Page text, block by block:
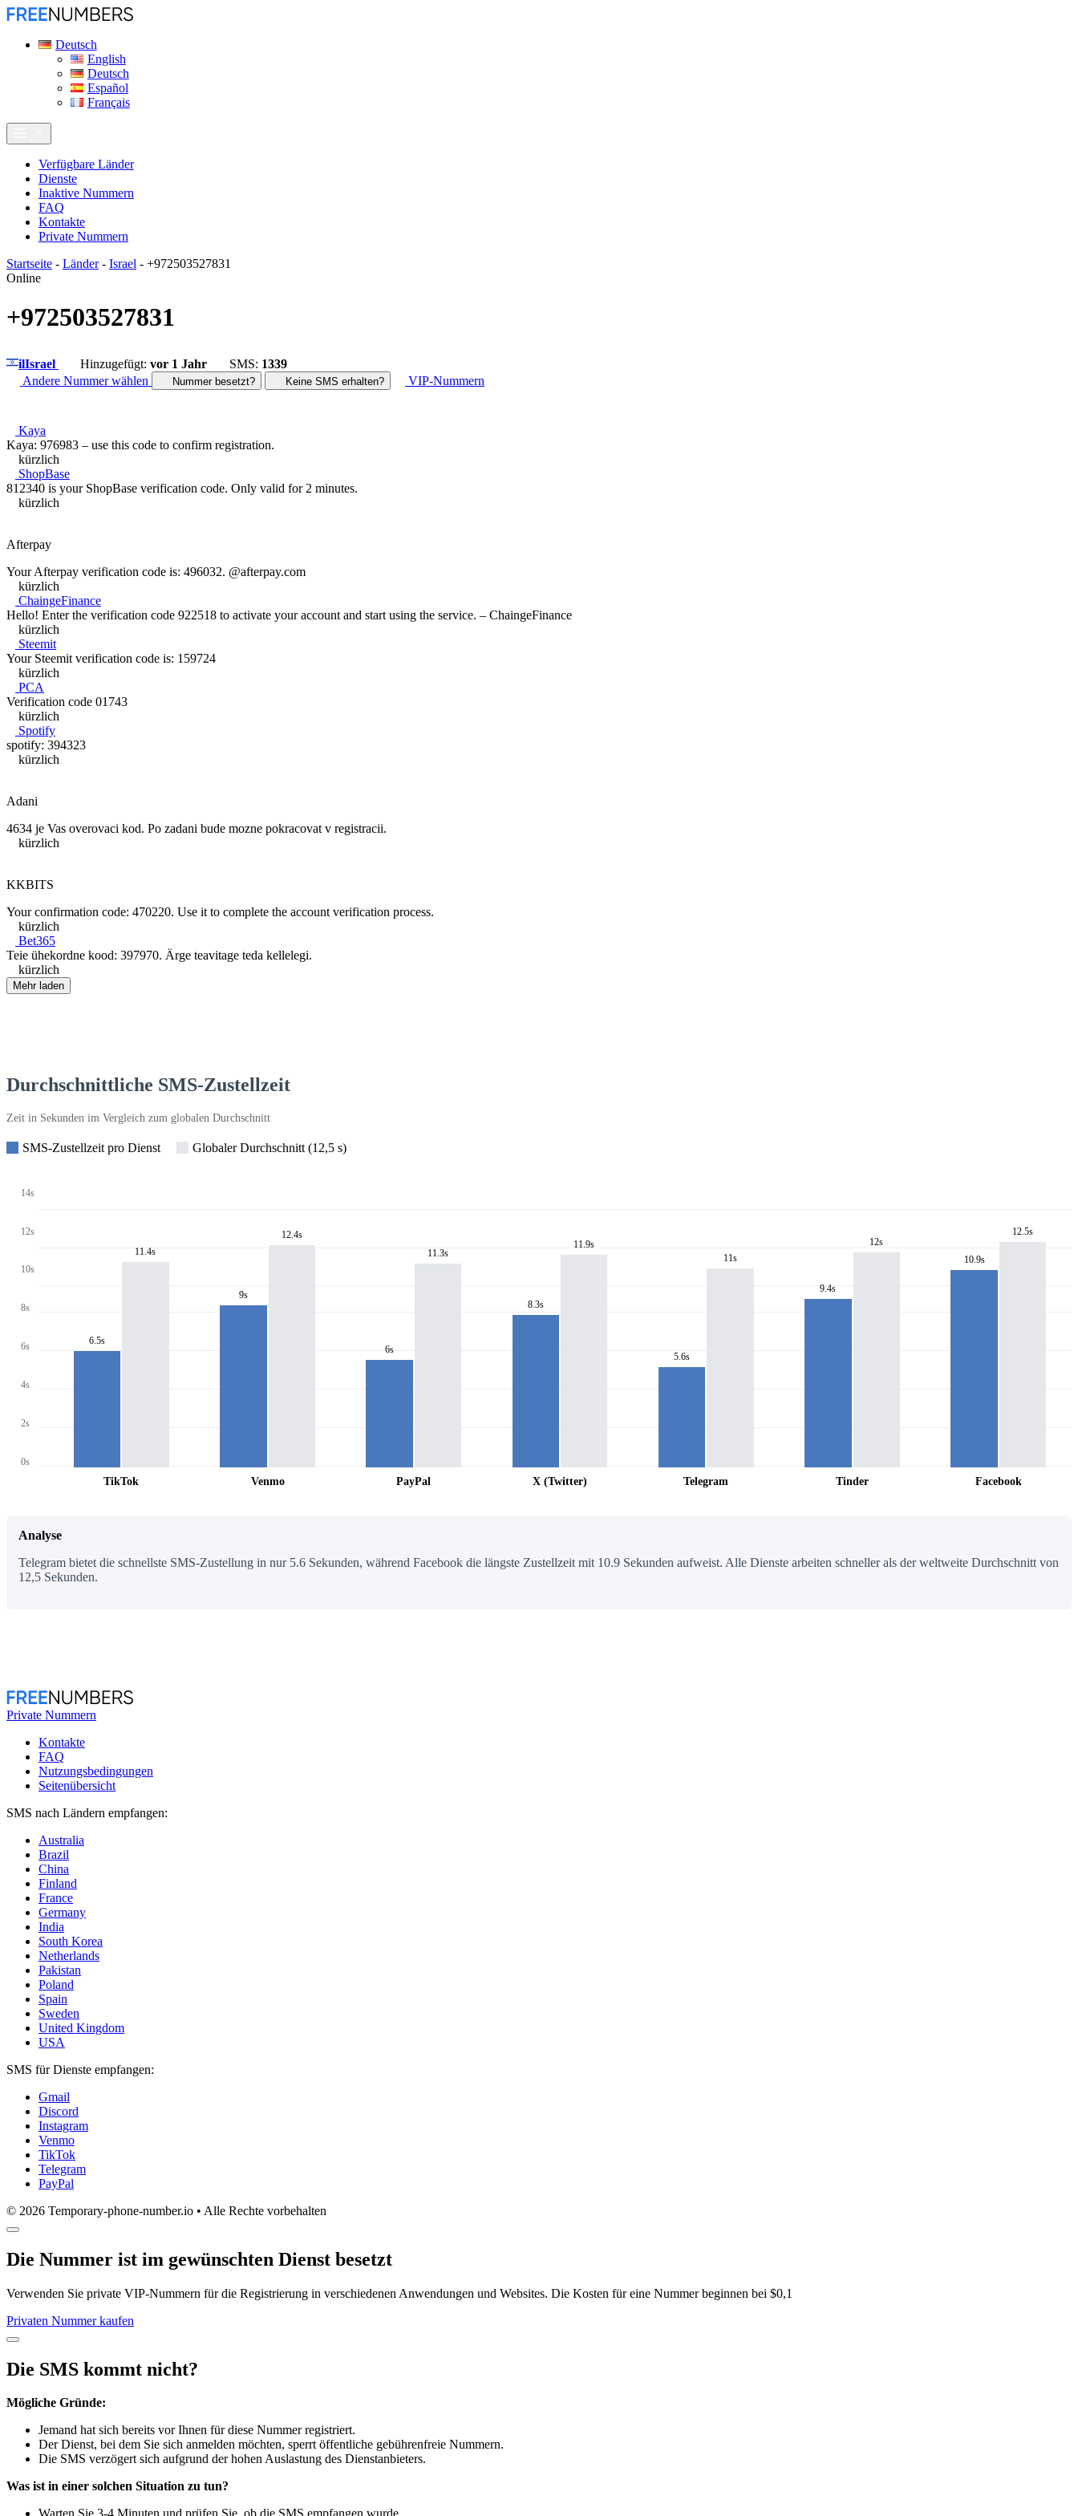
Deutsch
English
Deutsch
Español
Français
Verfügbare Länder
Dienste
Inaktive Nummern
FAQ
Kontakte
Private Nummern
Startseite - Länder- Israel - +972503527831
Online
+972503527831
ilIsrael Hinzugefügt: vor 1 Jahr SMS: 1339
Andere Nummer wählen
Nummer besetzt? Keine SMS erhalten? VIP-Nummern
Kaya
Kaya: 976983 – use this code to confirm registration.
kürzlich
ShopBase
812340 is your ShopBase verification code. Only valid for 2 minutes.
kürzlich
Afterpay
Your Afterpay verification code is: 496032. @afterpay.com
kürzlich
ChaingeFinance
Hello! Enter the verification code 922518 to activate your account and start using the service. – ChaingeFinance
kürzlich
Steemit
Your Steemit verification code is: 159724
kürzlich
PCA
Verification code 01743
kürzlich
Spotify
spotify: 394323
kürzlich
Adani
4634 je Vas overovaci kod. Po zadani bude mozne pokracovat v registracii.
kürzlich
KKBITS
Your confirmation code: 470220. Use it to complete the account verification process.
kürzlich
Bet365
Teie ühekordne kood: 397970. Ärge teavitage teda kellelegi.
kürzlich
Mehr laden
Durchschnittliche SMS-Zustellzeit
Zeit in Sekunden im Vergleich zum globalen Durchschnitt
SMS-Zustellzeit pro Dienst Globaler Durchschnitt (12,5 s)
14s
12s
10s
8s
6s
4s
2s
0s
6.5s
11.4s
TikTok
9s
12.4s
Venmo
6s
11.3s
PayPal
8.3s
11.9s
X (Twitter)
5.6s
11s
Telegram
9.4s
12s
Tinder
10.9s
12.5s
Facebook
Analyse
Telegram bietet die schnellste SMS-Zustellung in nur 5.6 Sekunden, während Facebook die längste Zustellzeit mit 10.9 Sekunden aufweist. Alle Dienste arbeiten schneller als der weltweite Durchschnitt von
12,5 Sekunden.
Private Nummern
Kontakte
FAQ
Nutzungsbedingungen
Seitenübersicht
SMS nach Ländern empfangen:
Australia
Brazil
China
Finland
France
Germany
India
South Korea
Netherlands
Pakistan
Poland
Spain
Sweden
United Kingdom
USA
SMS für Dienste empfangen:
Gmail
Discord
Instagram
Venmo
TikTok
Telegram
PayPal
© 2026 Temporary-phone-number.io • Alle Rechte vorbehalten
Die Nummer ist im gewünschten Dienst besetzt
Verwenden Sie private VIP-Nummern für die Registrierung in verschiedenen Anwendungen und Websites. Die Kosten für eine Nummer beginnen bei $0,1
Privaten Nummer kaufen
Die SMS kommt nicht?
Mögliche Gründe:
Jemand hat sich bereits vor Ihnen für diese Nummer registriert.
Der Dienst, bei dem Sie sich anmelden möchten, sperrt öffentliche gebührenfreie Nummern.
Die SMS verzögert sich aufgrund der hohen Auslastung des Dienstanbieters.
Was ist in einer solchen Situation zu tun?